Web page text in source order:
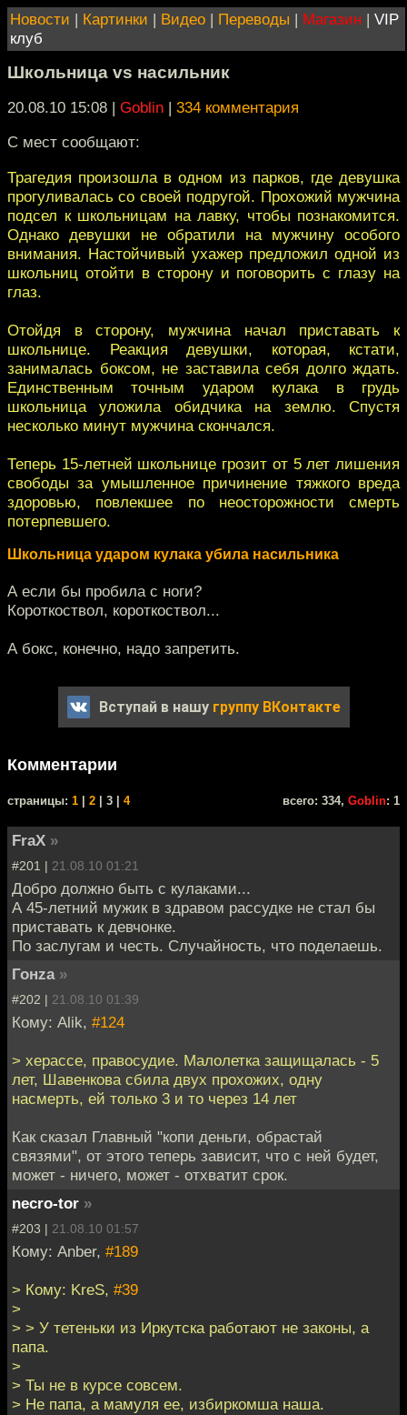
Новости | Картинки | Видео | Переводы | Магазин | VIP
клуб
Школьница vs насильник
20.08.10 15:08 | Goblin | 334 комментария
С мест сообщают:
Трагедия произошла в одном из парков, где девушка
прогуливалась со своей подругой. Прохожий мужчина
подсел к школьницам на лавку, чтобы познакомится.
Однако девушки не обратили на мужчину особого
внимания. Настойчивый ухажер предложил одной из
школьниц отойти в сторону и поговорить с глазу на
глаз.
Отойдя в сторону, мужчина начал приставать к
школьнице. Реакция девушки, которая, кстати,
занималась боксом, не заставила себя долго ждать.
Единственным точным ударом кулака в грудь
школьница уложила обидчика на землю. Спустя
несколько минут мужчина скончался.
Теперь 15-летней школьнице грозит от 5 лет лишения
свободы за умышленное причинение тяжкого вреда
здоровью, повлекшее по неосторожности смерть
потерпевшего.
Школьница ударом кулака убила насильника
А если бы пробила с ноги?
Короткоствол, короткоствол...
А бокс, конечно, надо запретить.
Вступай в нашу группу ВКонтакте
Комментарии
cтраницы: 1 2 | 3 | 4 всего: 334, Goblin: 1
FraX »
#201 | 21.08.10 01:21
Добро должно быть с кулаками...
А 45-летний мужик в здравом рассудке не стал бы
приставать к девчонке.
По заслугам и честь. Случайность, что поделаешь.
Гонzа »
#202 | 21.08.10 01:39
Кому: Alik, #124
> херассе, правосудие. Малолетка защищалась - 5
лет, Шавенкова сбила двух прохожих, одну
насмерть, ей только 3 и то через 14 лет
Как сказал Главный "копи деньги, обрастай
связями", от этого теперь зависит, что с ней будет,
может - ничего, может - отхватит срок.
necro-tor »
#203 | 21.08.10 01:57
Кому: Anber, #189
> Кому: KreS, #39
>
> > У тетеньки из Иркутска работают не законы, а
папа.
>
> Ты не в курсе совсем.
> Не папа, а мамуля ее, избиркомша наша.